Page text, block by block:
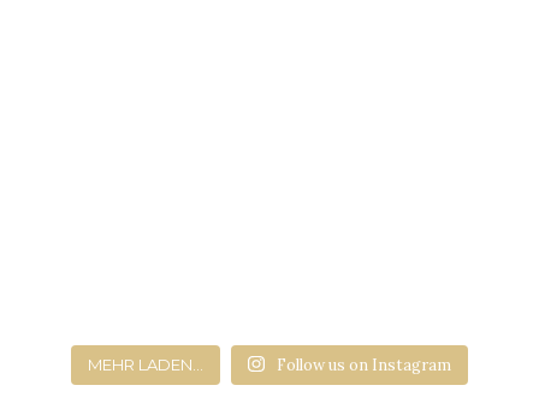
MEHR LADEN... Follow us on Instagram